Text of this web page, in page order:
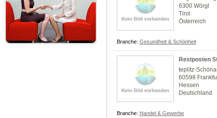
6300 Wörgl
Tirol
Österreich
Branche: Gesundheit & Schönheit
Restposten
teplitz-
60598
Hessen
Deutschland
Branche: Handel & Gewerbe